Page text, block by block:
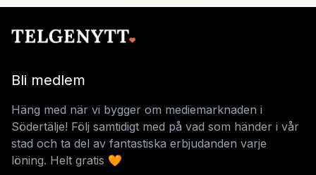
Bli medlem
Häng med när vi bygger om mediemarknaden i
Södertälje! Följ samtidigt med på vad som händer i vår
stad och ta del av fantastiska erbjudanden varje
löning. Helt gratis 🧡